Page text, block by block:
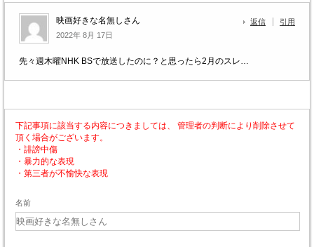
映画好きな名無しさん
2022年 8月 17日
返信 引用
先々週木曜NHK BSで放送したのに？と思ったら2月のスレ…
下記事項に該当する内容につきましては、 管理者の判断により削除させて
頂く場合がございます。
・誹謗中傷
・暴力的な表現
・第三者が不愉快な表現
名前